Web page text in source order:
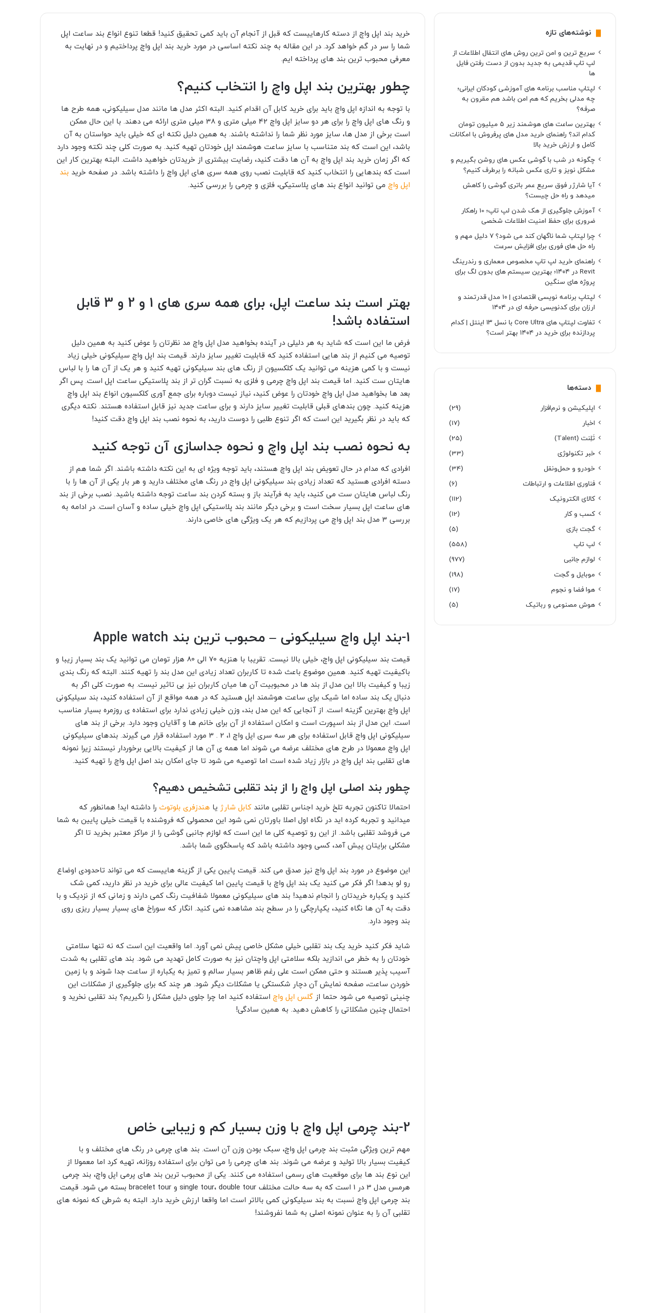
خرید بند اپل واچ از دسته کارهاییست که قبل از آنجام آن باید کمی تحقیق کنید! قطعا تنوع انواع بند ساعت اپل
شما را سر در گم خواهد کرد. در این مقاله به چند نکته اساسی در مورد خرید بند اپل واچ پرداختیم و در نهایت به
معرفی محبوب ترین بند های پرداخته ایم.
چطور بهترین بند اپل واچ را انتخاب کنیم؟
با توجه به اندازه اپل واچ باید برای خرید کابل آن اقدام کنید. البته اکثر مدل ها مانند مدل سیلیکونی، همه طرح ها
و رنگ های اپل واچ را برای هر دو سایز اپل واچ 42 میلی متری و 38 میلی متری ارائه می دهند. با این حال ممکن
است برخی از مدل ها، سایز مورد نظر شما را نداشته باشند. به همین دلیل نکته ای که خیلی باید حواستان به آن
باشد، این است که بند متناسب با سایز ساعت هوشمند اپل خودتان تهیه کنید. به صورت کلی چند نکته وجود دارد
که اگر زمان خرید بند اپل واچ به آن ها دقت کنید، رضایت بیشتری از خریدتان خواهید داشت. البته بهترین کار این
است که بندهایی را انتخاب کنید که قابلیت نصب روی همه سری های اپل واچ را داشته باشد. در صفحه خرید بند
اپل واچ می توانید انواع بند های پلاستیکی، فلزی و چرمی را بررسی کنید.
نیست و با کمی هزینه می توانید یک کلکسیون از رنگ های بند سیلیکونی تهیه کنید و هر یک از آن ها را با لباس
هایتان ست کنید. اما قیمت بند اپل واچ چرمی و فلزی به نسبت گران تر از بند پلاستیکی ساعت اپل است. پس اگر
بعد ها بخواهید مدل اپل واچ خودتان را عوض کنید، نیاز نیست دوباره برای جمع آوری کلکسیون انواع بند اپل واچ
هزینه کنید. چون بندهای قبلی قابلیت تغییر سایز دارند و برای ساعت جدید نیز قابل استفاده هستند. نکته دیگری
که باید در نظر بگیرید این است که اگر تنوع طلبی را دوست دارید، به نحوه نصب بند اپل واچ دقت کنید!
به نحوه نصب بند اپل واچ و نحوه جداسازی آن توجه کنید
افرادی که مدام در حال تعویض بند اپل واچ هستند، باید توجه ویژه ای به این نکته داشته باشند. اگر شما هم از
دسته افرادی هستید که تعداد زیادی بند سیلیکونی اپل واچ در رنگ های مختلف دارید و هر بار یکی از آن ها را با
های ساعت اپل بسیار سخت است و برخی دیگر مانند بند پلاستیکی اپل واچ خیلی ساده و آسان است. در ادامه به
بررسی 3 مدل بند اپل واچ می پردازیم که هر یک ویژگی های خاصی دارند.
1-بند اپل واچ سیلیکونی – محبوب ترین بند Apple watch
های تقلبی بند اپل واچ در بازار زیاد شده است اما توصیه می شود تا جای امکان بند اصل اپل واچ را تهیه کنید.
چطور بند اصلی اپل واچ را از بند تقلبی تشخیص دهیم؟
احتمالا تاکنون تجربه تلخ خرید اجناس تقلبی مانندکابل شارژیاهندزفری بلوتوث را داشته اید! همانطور که
میدانید و تجربه کرده اید در نگاه اول اصلا باورتان نمی شود این محصولی که فروشنده با قیمت خیلی پایین به شما
می فروشد تقلبی باشد. از این رو توصیه کلی ما این است که لوازم جانبی گوشی را از مراکز معتبر بخرید تا اگر
مشکلی برایتان پیش آمد، کسی وجود داشته باشد که پاسخگوی شما باشد.
این موضوع در مورد بند اپل واچ نیز صدق می کند. قیمت پایین یکی از گزینه هاییست که می تواند تاحدودی اوضاع
رو لو بدهد! اگر فکر می کنید یک بند اپل واچ با قیمت پایین اما کیفیت عالی برای خرید در نظر دارید، کمی شک
کنید و یکباره خریدتان را انجام ندهید! بند های سیلیکونی معمولا شفافیت رنگ کمی دارند و زمانی که از نزدیک و با
بند وجود دارد.
شاید فکر کنید خرید یک بند تقلبی خیلی مشکل خاصی پیش نمی آورد. اما واقعیت این است که نه تنها سلامتی
خودتان را به خطر می اندازید بلکه سلامتی اپل واچتان نیز به صورت کامل تهدید می شود. بند های تقلبی به شدت
آسیب پذیر هستند و حتی ممکن است علی رغم ظاهر بسیار سالم و تمیز به یکباره از ساعت جدا شوند و با زمین
خوردن ساعت، صفحه نمایش آن دچار شکستکی یا مشکلات دیگر شود. هر چند که برای جلوگیری از مشکلات این
چنینی توصیه می شود حتما از گلس اپل واچ
استفاده کنید اما چرا جلوی دلیل مشکل را نگیریم؟ بند تقلبی نخرید و
احتمال چنین مشکلاتی را کاهش دهید. به همین سادگی!
2-بند چرمی اپل واچ با وزن بسیار کم و زیبایی خاص
مهم ترین ویژگی مثبت بند چرمی اپل واچ، سبک بودن وزن آن است. بند های چرمی در رنگ های مختلف و با
کیفیت بسیار بالا تولید و عرضه می شوند. بند های چرمی را می توان برای استفاده روزانه، تهیه کرد اما معمولا از
این نوع بند ها برای موقعیت های رسمی استفاده می کنند. یکی از محبوب ترین بند های پرمی اپل واچ، بند چرمی
هرمس مدل 3 در 1 است که به سه حالت مختلف single tour، double tour و bracelet tour بسته می شود. قیمت
بند چرمی اپل واچ نسبت به بند سیلیکونی کمی بالاتر است اما واقعا ارزش خرید دارد. البته به شرطی که نمونه های
تقلبی آن را به عنوان نمونه اصلی به شما نفروشند!
خسته می کند. پیشنهاد می شود اگر قصد خرید اینترنتی بند فلزی اپل واچ را دارید، حتما این نکته را در نظر بگیرید
نمونه های تقلبی آن تنها چند ساعت اول زیبا هستند! اگر دوست ندارید بعد از یک روز استفاده، بند اپل واچتان
رنگ عوض نکند حتما از مراکز معتبر خرید کنید و سمت بند درجه دو و فیک نروید.
جمع بندی کلی:
توصیه ما این است که اگر بودجه مشخصی برای خرید بند اپل واچ در نظر گرفته اید و بودجه تان خیلی زیاد نیست،
نوشته‌های تازه
سریع ترین و امن ترین روش های انتقال اطلاعات از
لپ تاپ قدیمی به جدید بدون از دست رفتن فایل
ها
لپتاپ مناسب برنامه های آموزشی کودکان ایرانی؛
چه مدلی بخریم که هم امن باشد هم مقرون به
صرفه؟
بهترین ساعت های هوشمند زیر ۵ میلیون تومان
کدام اند؟ راهنمای خرید مدل های پرفروش با امکانات
کامل و ارزش خرید بالا
چگونه در شب با گوشی عکس های روشن بگیریم و
مشکل نویز و تاری عکس شبانه را برطرف کنیم؟
آیا شارژر فوق سریع عمر باتری گوشی را کاهش
میدهد و راه حل چیست؟
آموزش جلوگیری از هک شدن لپ تاپ؛ 10 راهکار
ضروری برای حفظ امنیت اطلاعات شخصی
چرا لپتاپ شما ناگهان کند می شود؟ ۷ دلیل مهم و
راه حل های فوری برای افزایش سرعت
راهنمای خرید لپ تاپ مخصوص معماری و رندرینگ
Revit در ۱۴۰۴؛ بهترین سیستم های بدون لگ برای
پروژه های سنگین
لپتاپ برنامه نویسی اقتصادی | ۱۰ مدل قدرتمند و
ارزان برای کدنویسی حرفه ای در ۱۴۰۴
تفاوت لپتاپ های Core Ultra با نسل ۱۳ اینتل | کدام
پردازنده برای خرید در ۱۴۰۴ بهتر است؟
دسته‌ها
اپلیکیشن و نرم‌افزار
(29)
اخبار
(17)
تَلِنت (Talent)
(25)
خبر تکنولوژی
(33)
خودرو و حمل‌و‌نقل
(34)
فناوری اطلاعات و ارتباطات
(6)
کالای الکترونیک
(112)
کسب و کار
(12)
گجت بازی
(5)
لپ تاپ
(558)
لوازم جانبی
(977)
موبایل و گجت
(198)
هوا فضا و نجوم
(17)
هوش مصنوعی و رباتیک
(5)